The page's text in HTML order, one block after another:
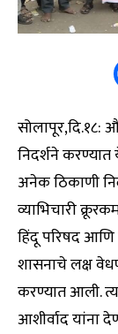
सोलापूर,दि.१८:
निदर्शने
अनेक ठिकाणी
व्याभिचारी
हिंदू परिषद
शासनाचे लक्ष
करण्यात आली.
आशीर्वाद यांना